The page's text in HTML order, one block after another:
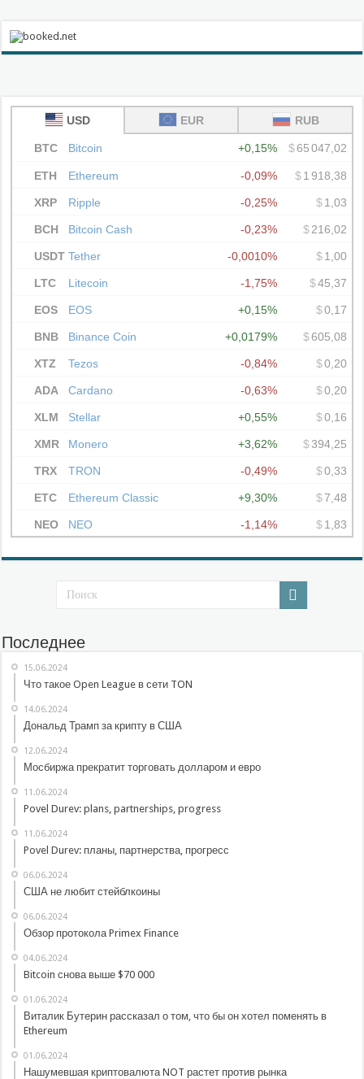
Последнее
15.06.2024
Что такое Open League в сети TON
14.06.2024
Дональд Трамп за крипту в США
12.06.2024
Мосбиржа прекратит торговать долларом и евро
11.06.2024
Povel Durev: plans, partnerships, progress
11.06.2024
Povel Durev: планы, партнерства, прогресс
06.06.2024
США не любит стейблкоины
06.06.2024
Обзор протокола Primex Finance
04.06.2024
Bitcoin снова выше $70 000
01.06.2024
Виталик Бутерин рассказал о том, что бы он хотел поменять в
Ethereum
01.06.2024
Нашумевшая криптовалюта NOT растет против рынка